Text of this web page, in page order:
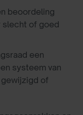
beoordeling
slecht of goed
een
systeem van
of